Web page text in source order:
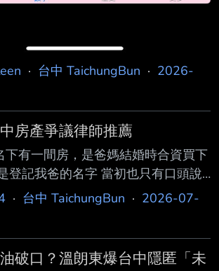
· 台中 TaichungBun · 2026-
房產爭議律師推薦
下有一間房，是爸媽結婚時合資買下
登記我爸的名字 當初也只有口頭說
我們 現在親戚那邊堅持說這間房子
資了一部份 爸爸只是借名登記，
斷，甚至言語情勒 我上網查過，如
· 台中 TaichungBun · 2026-07-
破口？溫朗東爆台中隱匿「未